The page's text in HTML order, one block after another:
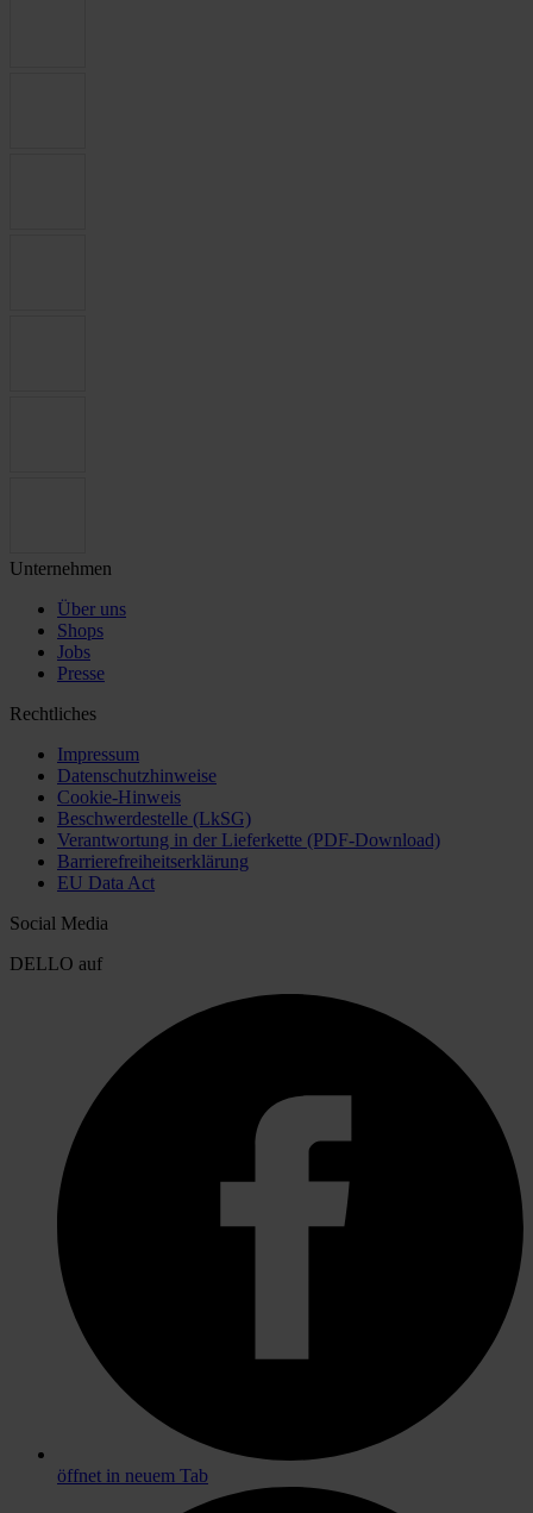
Unternehmen
Über uns
Shops
Jobs
Presse
Rechtliches
Impressum
Datenschutzhinweise
Cookie-Hinweis
Beschwerdestelle (LkSG)
Verantwortung in der Lieferkette (PDF-Download)
Barrierefreiheitserklärung
EU Data Act
Social Media
DELLO auf
öffnet in neuem Tab